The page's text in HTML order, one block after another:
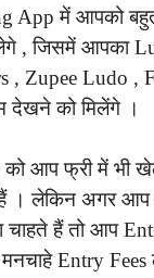
App में आपको
, जिसमें आपका
, Zupee Ludo ,
को मिलेंगे ।
को आप फ्री में
। लेकिन अगर आप
हैं तो आप
Entry Fees